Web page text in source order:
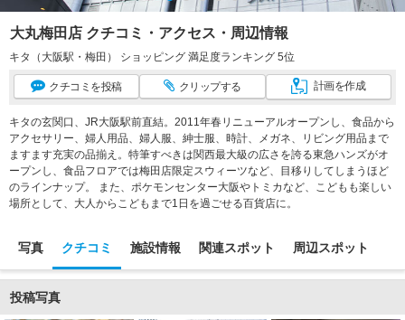
大丸梅田店 クチコミ・アクセス・周辺情報
キタ（大阪駅・梅田） ショッピング 満足度ランキング 5位
クチコミ を投稿 クリップする 計画を作成
キタの玄関口、JR大阪駅前直結。2011年春リニューアルオープンし、食品から
アクセサリー、婦人用品、婦人服、紳士服、時計、メガネ、リビング用品まで
ますます充実の品揃え。特筆すべきは関西最大級の広さを誇る東急ハンズがオ
ープンし、食品フロアでは梅田店限定スウィーツなど、目移りしてしまうほど
のラインナップ。 また、ポケモンセンター大阪やトミカなど、こどもも楽しい
場所として、大人からこどもまで1日を過ごせる百貨店に。
写真 クチコミ 施設情報 関連スポット 周辺スポット
投稿写真